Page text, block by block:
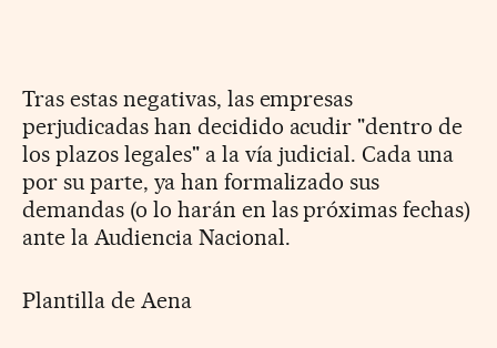
Tras estas negativas, las empresas
perjudicadas han decidido acudir "dentro de
los plazos legales" a la vía judicial. Cada una
por su parte, ya han formalizado sus
demandas (o lo harán en las próximas fechas)
ante la Audiencia Nacional.
Plantilla de Aena